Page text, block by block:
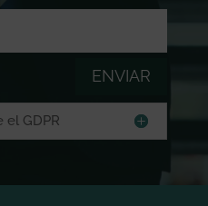
ENVIAR
el GDPR